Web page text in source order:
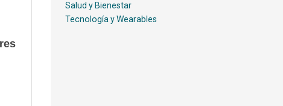
Salud y Bienestar
Tecnología y Wearables